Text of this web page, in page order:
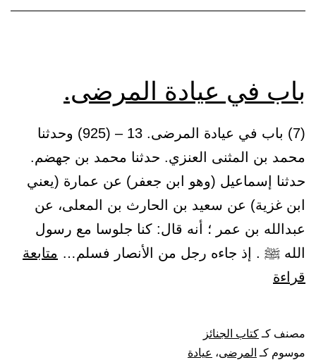
باب في عيادة المرضى.
(7) باب في عيادة المرضى. 13 – (925) وحدثنا
محمد بن المثنى العنزي. حدثنا محمد بن جهضم.
حدثنا إسماعيل (وهو ابن جعفر) عن عمارة (يعني
ابن غزية) عن سعيد بن الحارث بن المعلى، عن
عبدالله بن عمر ؛ أنه قال: كنا جلوسا مع رسول
الله ﷺ . إذ جاءه رجل من الأنصار فسلم… متابعة
قراءة
عيادة
المرضى.
مصنف كـكتاب الجنائز
موسوم كـ المرضى، عيادة